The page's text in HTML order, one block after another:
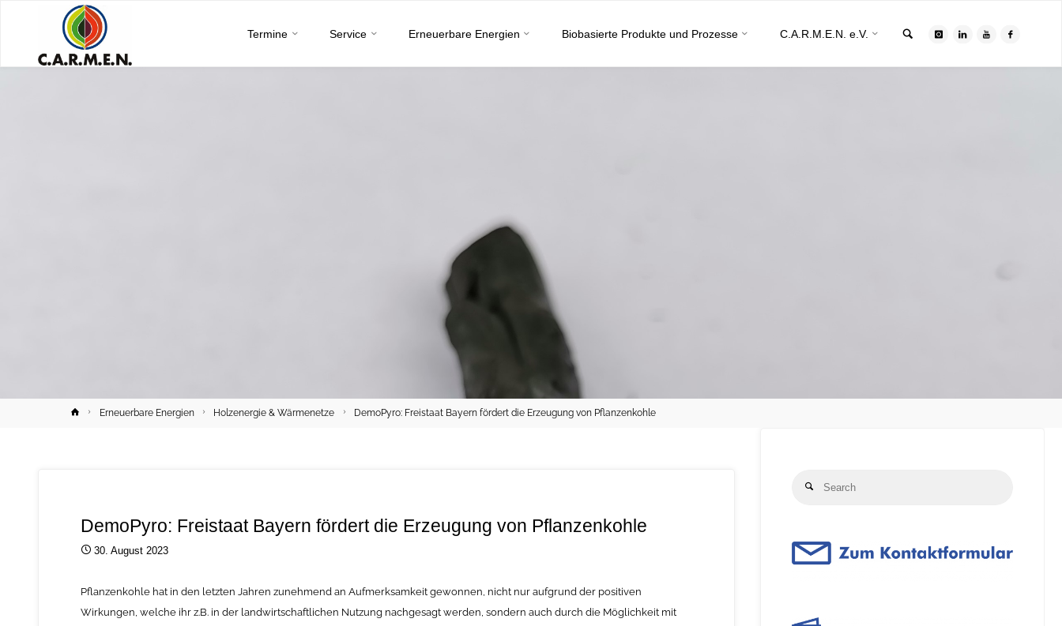
Termine Service Erneuerbare Energien Biobasierte Produkte und Prozesse C.A.R.M.E.N. e.V.
HomeErneuerbare Energien Holzenergie & Wärmenetze DemoPyro: Freistaat Bayern fördert die Erzeugung von Pflanzenkohle
DemoPyro: Freistaat Bayern fördert die Erzeugung von Pflanzenkohle
30. August 2023
Pflanzenkohle hat in den letzten Jahren zunehmend an Aufmerksamkeit gewonnen, nicht nur aufgrund der positiven
Wirkungen, welche ihr z.B. in der landwirtschaftlichen Nutzung nachgesagt werden, sondern auch durch die Möglichkeit mit
Search